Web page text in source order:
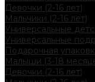
Девочки (2-16 лет)
Мальчики (2-16 лет)
Универсальные
Универсальные
Подарочная
Малыши (3-18
Девочки (2-16 лет)